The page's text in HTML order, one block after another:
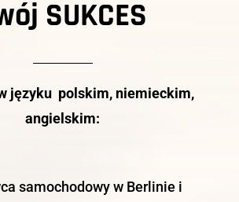
SUKCES
języku polskim, niemieckim,
angielskim:
samochodowy w Berlinie i